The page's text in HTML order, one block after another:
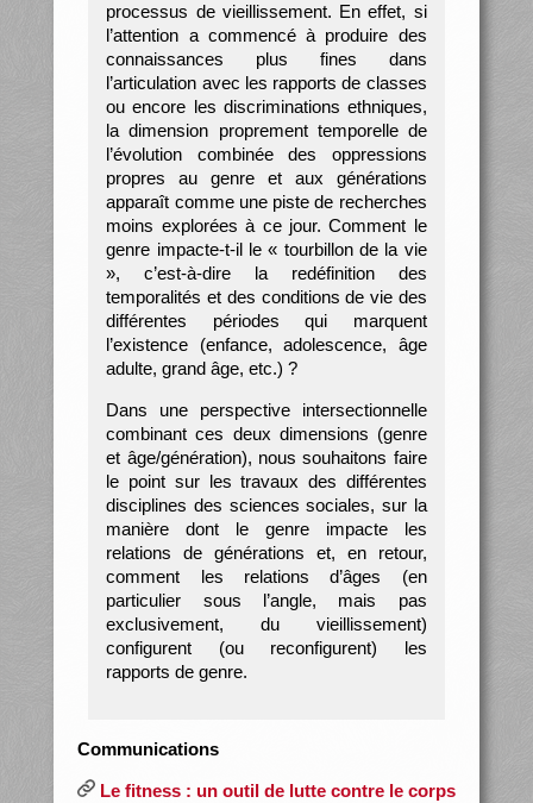
processus de vieillissement. En effet, si
l’attention a commencé à produire des
connaissances plus fines dans
l’articulation avec les rapports de classes
ou encore les discriminations ethniques,
la dimension proprement temporelle de
l’évolution combinée des oppressions
propres au genre et aux générations
apparaît comme une piste de recherches
moins explorées à ce jour. Comment le
genre impacte-t-il le « tourbillon de la vie
», c’est-à-dire la redéfinition des
temporalités et des conditions de vie des
différentes périodes qui marquent
l’existence (enfance, adolescence, âge
adulte, grand âge, etc.) ?
Dans une perspective intersectionnelle
combinant ces deux dimensions (genre
et âge/génération), nous souhaitons faire
le point sur les travaux des différentes
disciplines des sciences sociales, sur la
manière dont le genre impacte les
relations de générations et, en retour,
comment les relations d’âges (en
particulier sous l’angle, mais pas
exclusivement, du vieillissement)
configurent (ou reconfigurent) les
rapports de genre.
Communications
Le fitness : un outil de lutte contre le corps